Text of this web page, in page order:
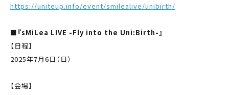
https://uniteup.info/event/smilealive/unibirth/
■『sMiLea LIVE -Fly into the Uni:Birth-』
【日程】
2025年7月6日（日）
【会場】